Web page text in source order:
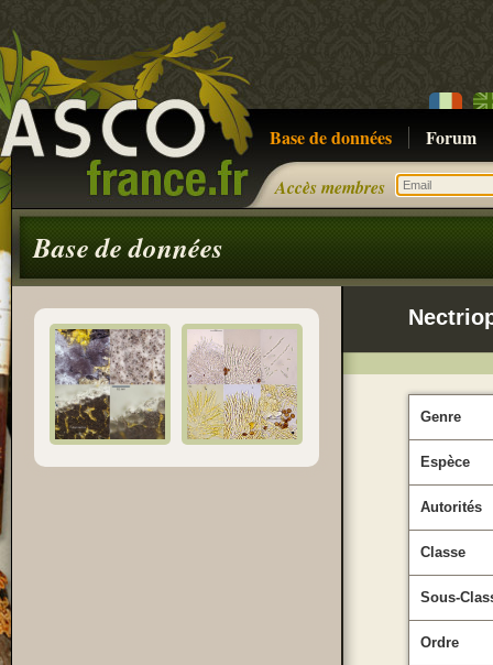
Base de données Forum
Accès membres
Base de données
Genre
Espèce
Autorités
Classe
Sous-
Ordre